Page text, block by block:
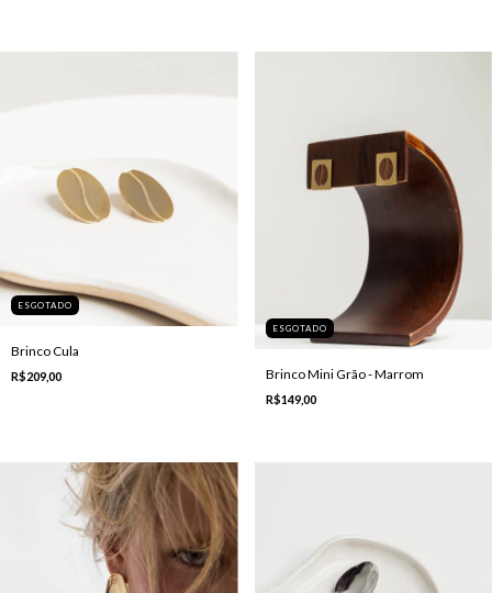
ESGOTADO
Brinco Cula
R$209,00
ESGOTADO
Brinco Mini Grão - Marrom
R$149,00